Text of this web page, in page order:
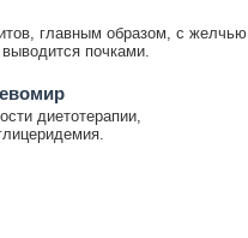
главным образом, с желчью
почками.
диетотерапии,